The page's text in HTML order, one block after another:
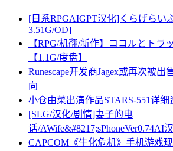
[日系RPGAIGPT汉化]くらげらい
3.51G/OD]
【RPG/机翻/新作】ココルとトラ
【1.1G/度盘】
Runescape开发商Jagex或再次被
向
小仓由菜出演作品STARS-551详
[SLG/汉化/剧情]妻子的电
话/AWife&#8217;sPhoneVer0.74AI
CAPCOM《生化危机》手机游戏